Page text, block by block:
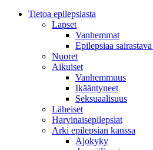
Tietoa epilepsiasta
Lapset
Vanhemmat
Epilepsiaa
Nuoret
Aikuiset
Vanhemmuus
Ikääntyneet
Seksuaalisuus
Läheiset
Harvinaisepilepsiat
Arki epilepsian kanssa
Ajokyky